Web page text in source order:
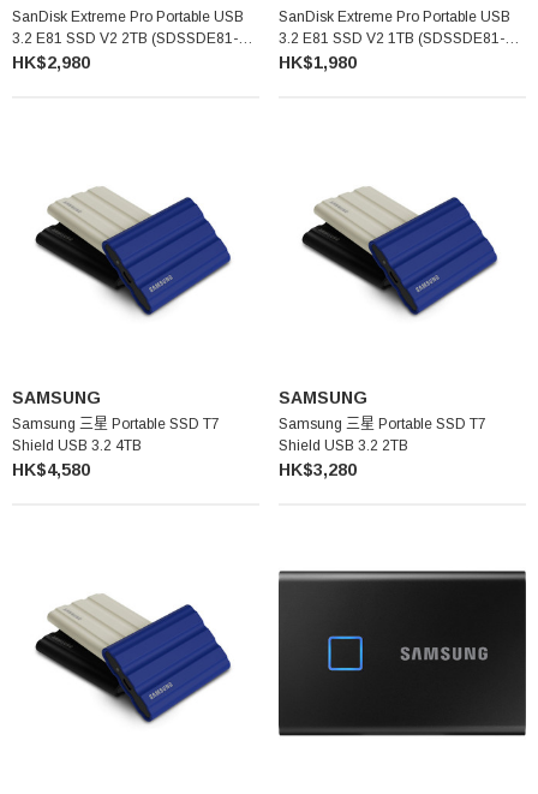
SanDisk Extreme Pro Portable USB
3.2 E81 SSD V2 2TB (SDSSDE81-
2T00-G25)
HK$2,980
SanDisk Extreme Pro Portable USB
3.2 E81 SSD V2 1TB (SDSSDE81-
1T00-G25)
HK$1,980
SAMSUNG
Samsung 三星 Portable SSD T7
Shield USB 3.2 4TB
HK$4,580
SAMSUNG
Samsung 三星 Portable SSD T7
Shield USB 3.2 2TB
HK$3,280